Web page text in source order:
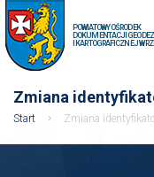
POWIATOWY OŚRODEK
DOKUMENTACJI
I KARTOGRAFICZNEJ W
Zmiana
Start Zmiana